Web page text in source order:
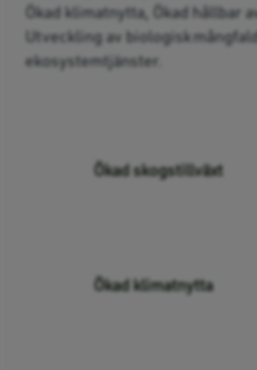
Ökad klimatnytta, Ökad hållbar
Utveckling av biologisk
ekosystemtjänster.
Ökad skogstillväxt
Ökad klimatnytta